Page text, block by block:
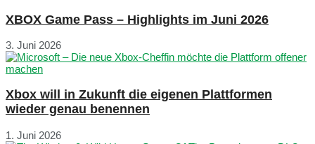
XBOX Game Pass – Highlights im Juni 2026
3. Juni 2026
Xbox will in Zukunft die eigenen Plattformen
wieder genau benennen
1. Juni 2026